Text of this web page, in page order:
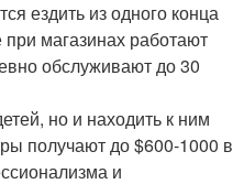
ездить из одного конца
магазинах работают
обслуживают до 30
но и находить к ним
получают до $600-1000 в
и